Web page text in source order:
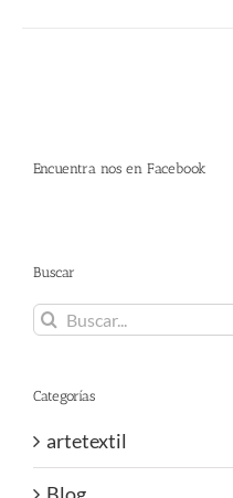
Encuentra nos en Facebook
Buscar
Buscar:
Categorías
artetextil